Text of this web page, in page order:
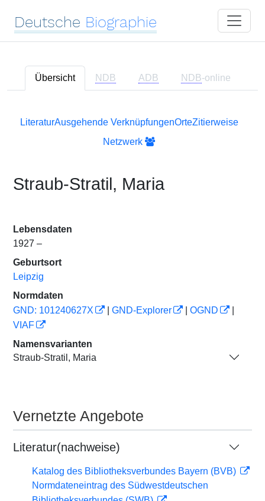
Deutsche Biographie
Übersicht NDB ADB NDB-online
LiteraturAusgehende VerknüpfungenOrteZitierweise
Netzwerk
Straub-Stratil, Maria
Lebensdaten
1927 –
Geburtsort
Leipzig
Normdaten
GND: 101240627X
GND-Explorer OGND
VIAF
Namensvarianten
Straub-Stratil, Maria
Vernetzte Angebote
Literatur(nachweise)
Katalog des Bibliotheksverbundes Bayern (BVB)
Normdateneintrag des Südwestdeutschen